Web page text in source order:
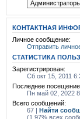
КОНТАКТНАЯ
Личное сообщение:
Отправить
СТАТИСТИКА
Зарегистрирован:
Сб окт 15, 2011
Последнее
Пн май 02, 2022
Всего сообщений:
67 | Найти
(1.97% всех